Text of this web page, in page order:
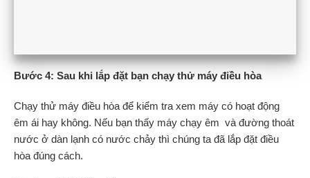
Bước 4: Sau khi lắp đặt bạn chạy thử máy điều hòa
Chạy thử máy điều hòa để kiểm tra xem máy có hoạt động
êm ái hay không. Nếu bạn thấy máy chạy êm và đường thoát
nước ở dàn lạnh có nước chảy thì chúng ta đã lắp đặt điều
hòa đúng cách.